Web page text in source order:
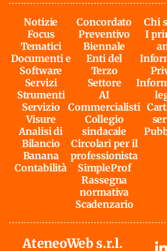
Notizie
Focus
Tematici
Documenti e
Software
Servizi
Strumenti
Servizio
Visure
Analisi di
Bilancio
Banana
Contabilità
Concordato
Preventivo
Biennale
Enti del
Terzo
Settore
AI
Commercialisti
Collegio
sindacale
Circolari per il
professionista
SimpleProf
Rassegna
normativa
Scadenzario
Chi
I
AteneoWeb s.r.l.